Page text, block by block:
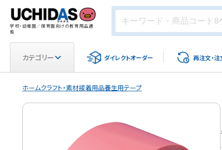
学校・幼稚園／保育園向けの教育用品通
販
カテゴリー ダイレクトオーダー 再注文・注
ホームクラフト・素材接着用品養生用テープ